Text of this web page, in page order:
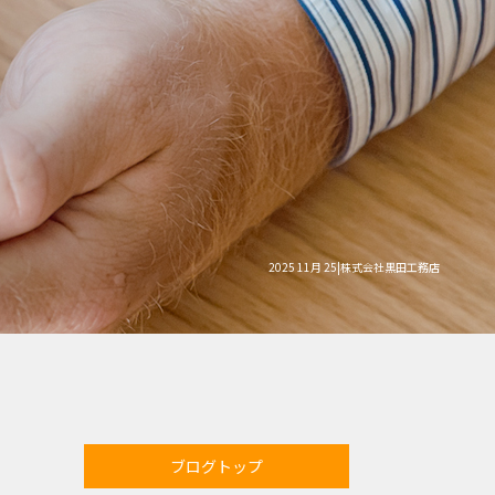
2025 11月 25|株式会社黒田工務店
ブログトップ